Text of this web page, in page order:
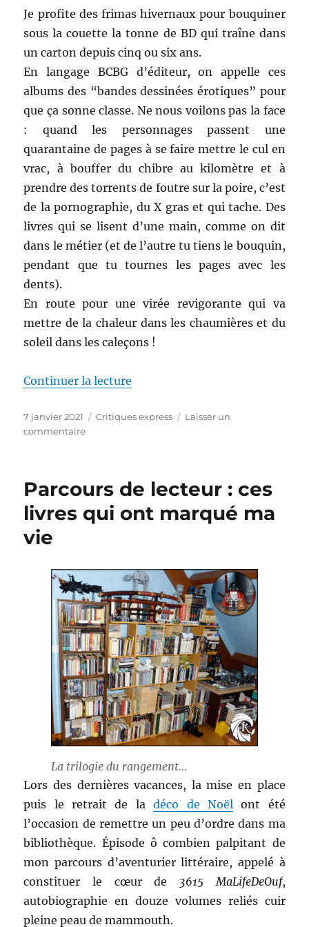
Je profite des frimas hivernaux pour bouquiner
sous la couette la tonne de BD qui traîne dans
un carton depuis cinq ou six ans.
En langage BCBG d’éditeur, on appelle ces
albums des “bandes dessinées érotiques” pour
que ça sonne classe. Ne nous voilons pas la face
: quand les personnages passent une
quarantaine de pages à se faire mettre le cul en
vrac, à bouffer du chibre au kilomètre et à
prendre des torrents de foutre sur la poire, c’est
de la pornographie, du X gras et qui tache. Des
livres qui se lisent d’une main, comme on dit
dans le métier (et de l’autre tu tiens le bouquin,
pendant que tu tournes les pages avec les
dents).
En route pour une virée revigorante qui va
mettre de la chaleur dans les chaumières et du
soleil dans les caleçons !
Continuer la lecture
Publié
le
7 janvier 2021 Catégories
Critiques express
Laisser un
commentairesur
Cul
vrac
Parcours de lecteur : ces
livres qui ont marqué ma
vie
La trilogie du rangement…
Lors des dernières vacances, la mise en place
puis le retrait de ladéco de Noël ont été
l’occasion de remettre un peu d’ordre dans ma
bibliothèque. Épisode ô combien palpitant de
mon parcours d’aventurier littéraire, appelé à
constituer le cœur de 3615 MaLifeDeOuf,
autobiographie en douze volumes reliés cuir
pleine peau de mammouth.